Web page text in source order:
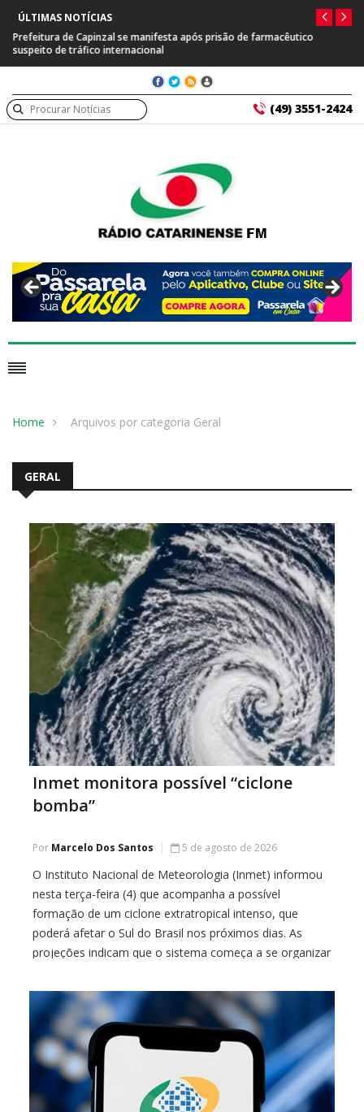
ÚLTIMAS NOTÍCIAS
Prefeitura de Capinzal se manifesta após prisão de farmacêutico
suspeito de tráfico internacional
(49) 3551-2424
Home Arquivos por categoria Geral
GERAL
Inmet monitora possível “ciclone
bomba”
Por Marcelo Dos Santos 5 de agosto de 2026
O Instituto Nacional de Meteorologia (Inmet) informou
nesta terça-feira (4) que acompanha a possível
formação de um ciclone extratropical intenso, que
poderá afetar o Sul do Brasil nos próximos dias. As
projeções indicam que o sistema começa a se organizar
Paraguai, avançando posteriormente em direção […]